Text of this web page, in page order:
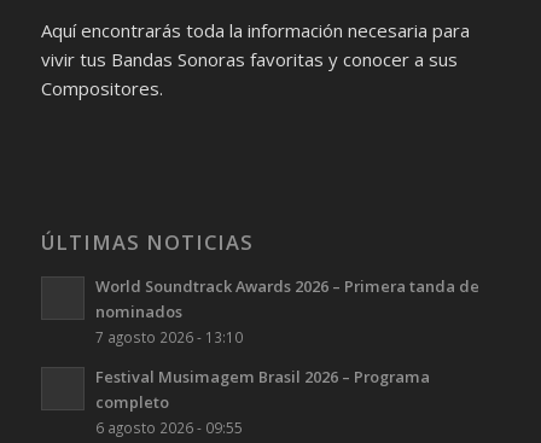
Aquí encontrarás toda la información necesaria para
vivir tus Bandas Sonoras favoritas y conocer a sus
Compositores.
ÚLTIMAS NOTICIAS
World Soundtrack Awards 2026 – Primera tanda de
nominados
7 agosto 2026 - 13:10
Festival Musimagem Brasil 2026 – Programa
completo
6 agosto 2026 - 09:55